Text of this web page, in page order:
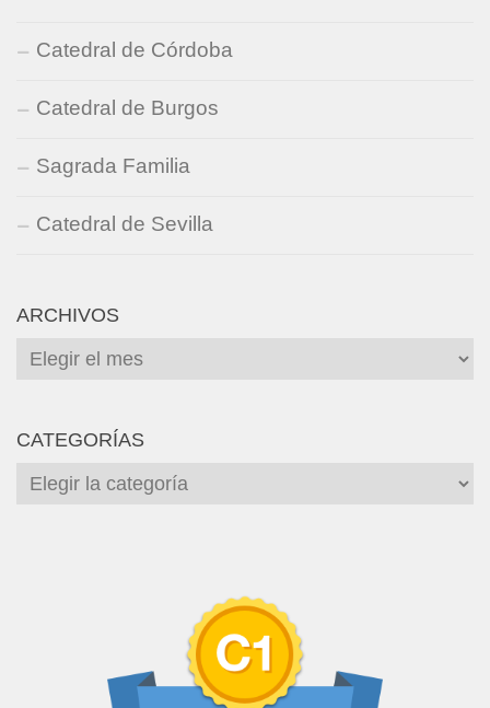
Catedral de Córdoba
Catedral de Burgos
Sagrada Familia
Catedral de Sevilla
ARCHIVOS
Archivos
CATEGORÍAS
Categorías